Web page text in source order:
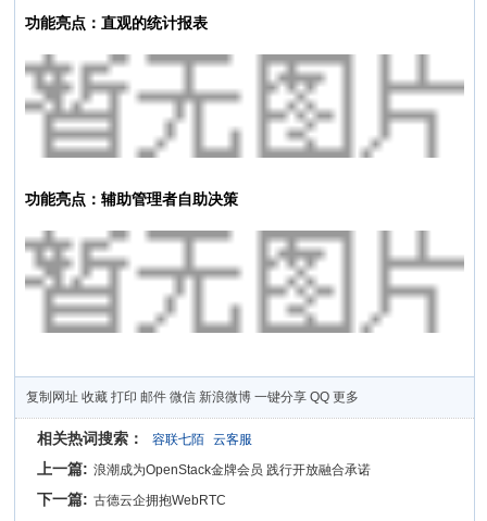
功能亮点：直观的统计报表
功能亮点：辅助管理者自助决策
复制网址 收藏 打印 邮件 微信 新浪微博 一键分享 QQ 更多
相关热词搜索： 容联七陌 云客服
上一篇: 浪潮成为OpenStack金牌会员 践行开放融合承诺
下一篇: 古德云企拥抱WebRTC